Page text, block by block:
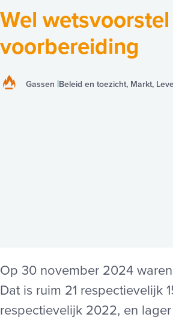
Wel
voorbereiding
Gassen Beleid en toezicht, Markt,
Op 30 november 2024
Dat is ruim 21 respectievelijk
respectievelijk 2022, en